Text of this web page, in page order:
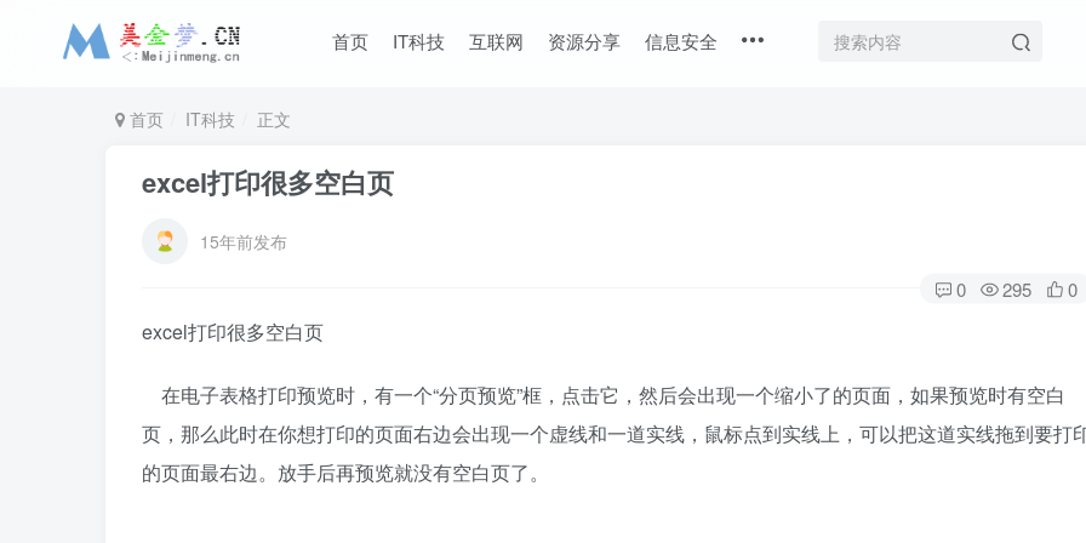
首页 IT科技 互联网 资源分享 信息安全
首页 IT科技 正文
excel打印很多空白页
15年前发布
0 295 0
excel打印很多空白页
在电子表格打印预览时，有一个“分页预览”框，点击它，然后会出现一个缩小了的页面，如果预览时有空白
页，那么此时在你想打印的页面右边会出现一个虚线和一道实线，鼠标点到实线上，可以把这道实线拖到要打
的页面最右边。放手后再预览就没有空白页了。